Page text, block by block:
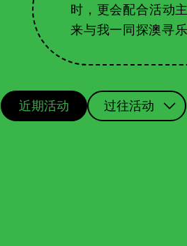
时，更会配合活动
来与我一同探澳寻乐
近期活动